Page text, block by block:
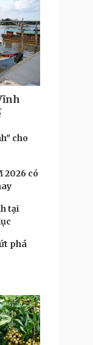
cho
2026 có
tại
phá